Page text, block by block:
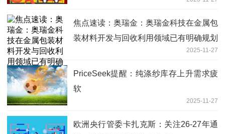
焦点速读：奥瑞金：奥瑞金科技在金属包
装材料开发与回收利用领域已有明确规划
2025-11-27
PriceSeek提醒：纯涤纱库存上升需求疲
软
2025-11-27
欧洲央行管委卡扎克斯：关注26-27年通